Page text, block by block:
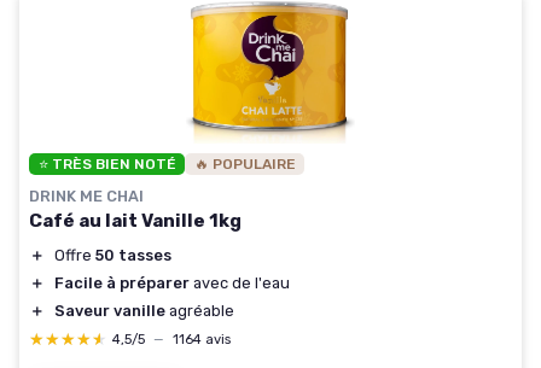
⭐ TRÈS BIEN NOTÉ 🔥 POPULAIRE
DRINK ME CHAI
Café au lait Vanille 1kg
＋ Offre 50 tasses
＋
Facile à préparer avec de l'eau
＋
Saveur vanille agréable
★★★★★
★★★★★ 4,5/5 — 1164 avis